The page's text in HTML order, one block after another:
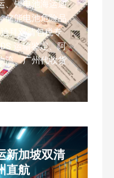
、锂电池海运迪
储能电池危险品
拜双清包税专
运输鉴定、阿
流、广州代收货
新加坡双清
直航